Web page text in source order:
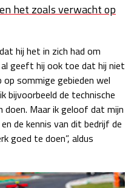
het zoals verwacht op
hij het in zich had om
geeft hij ook toe dat hij niet
sommige gebieden wel
bijvoorbeeld de technische
doen. Maar ik geloof dat mijn
de kennis van dit bedrijf de
goed te doen”, aldus